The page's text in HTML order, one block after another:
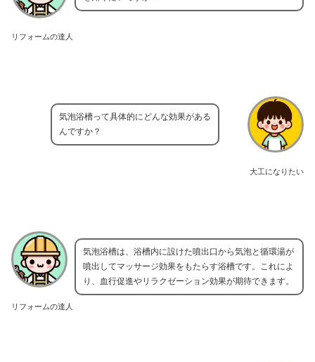
リフォームの達人
大工になりたい
気泡浴槽って具体的にどんな効果がある
んですか？
リフォームの達人
気泡浴槽は、浴槽内に設けた噴出口から気泡と循環湯が
噴出してマッサージ効果をもたらす浴槽です。これによ
り、血行促進やリラクゼーション効果が期待できます。